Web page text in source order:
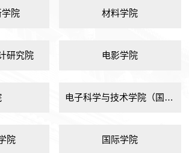
院 材料学院
研究院 电影学院
电子科学与技术学院（国家示范性微电子学院）
院 国际学院